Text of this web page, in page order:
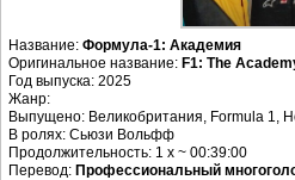
Название: Формула-1: Академия
Оригинальное название: F1: The
Год выпуска: 2025
Жанр:
Выпущено: Великобритания, Formula 1,
В ролях: Сьюзи Вольфф
Продолжительность: 1 x ~ 00:39:00
Перевод: Профессиональный